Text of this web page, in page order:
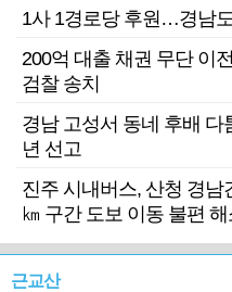
1사 1경로당 후원…경남도
200억 대출 채권 무단 이
검찰 송치
경남 고성서 동네 후배 다
년 선고
진주 시내버스, 산청 경
㎞ 구간 도보 이동 불편 해
근교산